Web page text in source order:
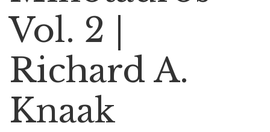
Vol. 2 |
Richard A.
Knaak